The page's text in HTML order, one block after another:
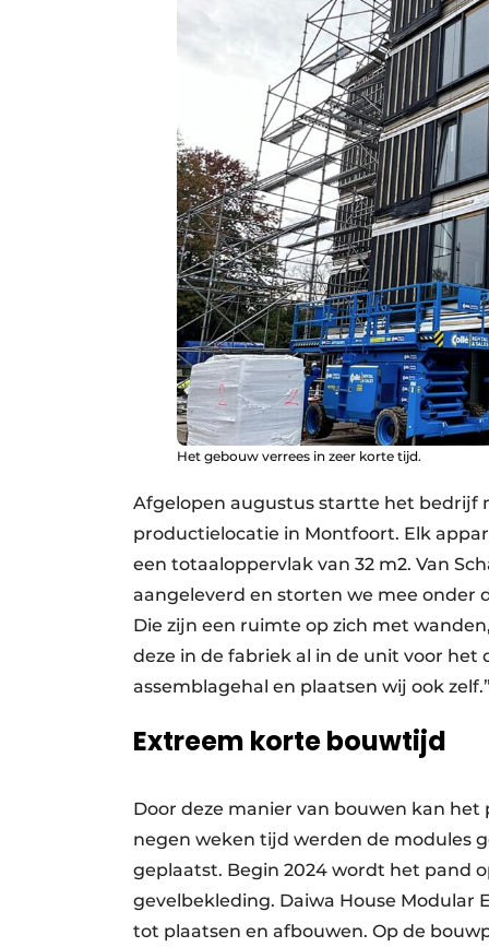
Het gebouw verrees in zeer korte tijd.
Afgelopen augustus startte het bedrijf
productielocatie in Montfoort. Elk
een totaaloppervlak van 32 m2. Van
aangeleverd en storten we mee onder
Die zijn een ruimte op zich met
deze in de fabriek al in de unit voor
assemblagehal en plaatsen wij ook
Extreem korte bouwtijd
Door deze manier van bouwen kan
negen weken tijd werden de modules
geplaatst. Begin 2024 wordt het pand
gevelbekleding. Daiwa House
tot plaatsen en afbouwen. Op de